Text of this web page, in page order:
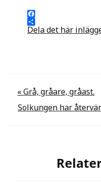
Facebook
Dela det här
« Grå, gråare, gråast.
Solkungen har